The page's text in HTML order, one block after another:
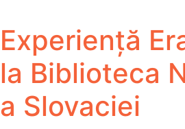
Experiență
la Biblioteca
a Slovaciei